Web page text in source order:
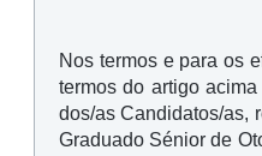
Nos termos e para os
termos do artigo
dos/as Candidatos/as,
Graduado Sénior de